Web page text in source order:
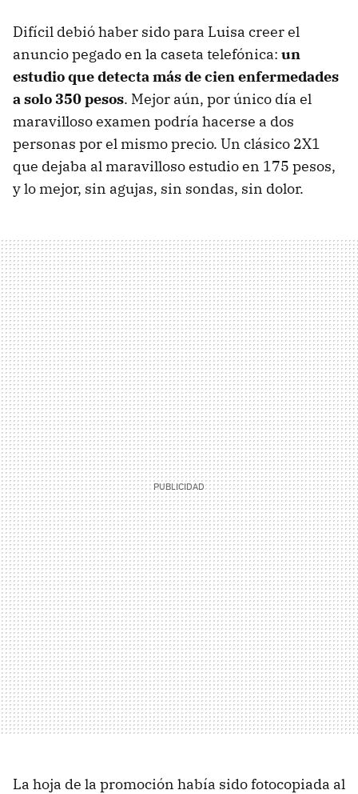
Difícil debió haber sido para Luisa creer el
anuncio pegado en la caseta telefónica: un
estudio que detecta más de cien enfermedades
a solo 350 pesos. Mejor aún, por único día el
maravilloso examen podría hacerse a dos
personas por el mismo precio. Un clásico 2X1
que dejaba al maravilloso estudio en 175 pesos,
y lo mejor, sin agujas, sin sondas, sin dolor.
La hoja de la promoción había sido fotocopiada al